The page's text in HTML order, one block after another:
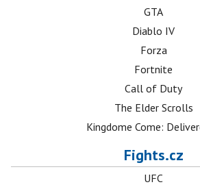
GTA
Diablo IV
Forza
Fortnite
Call of Duty
The Elder Scrolls
Kingdome Come:
Fights.cz
UFC